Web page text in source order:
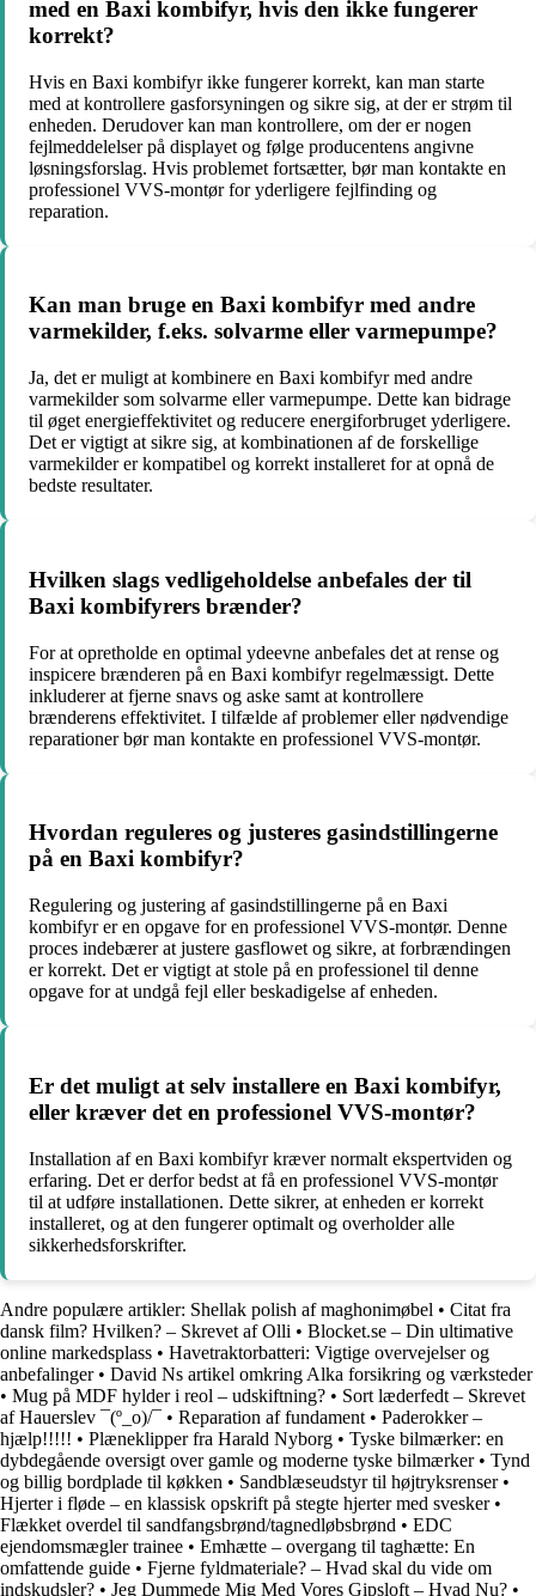
med en Baxi kombifyr, hvis den ikke fungerer
korrekt?
Hvis en Baxi kombifyr ikke fungerer korrekt, kan man starte
med at kontrollere gasforsyningen og sikre sig, at der er strøm til
enheden. Derudover kan man kontrollere, om der er nogen
fejlmeddelelser på displayet og følge producentens angivne
løsningsforslag. Hvis problemet fortsætter, bør man kontakte en
professionel VVS-montør for yderligere fejlfinding og
reparation.
Kan man bruge en Baxi kombifyr med andre
varmekilder, f.eks. solvarme eller varmepumpe?
Ja, det er muligt at kombinere en Baxi kombifyr med andre
varmekilder som solvarme eller varmepumpe. Dette kan bidrage
til øget energieffektivitet og reducere energiforbruget yderligere.
Det er vigtigt at sikre sig, at kombinationen af de forskellige
varmekilder er kompatibel og korrekt installeret for at opnå de
bedste resultater.
Hvilken slags vedligeholdelse anbefales der til
Baxi kombifyrers brænder?
For at opretholde en optimal ydeevne anbefales det at rense og
inspicere brænderen på en Baxi kombifyr regelmæssigt. Dette
inkluderer at fjerne snavs og aske samt at kontrollere
brænderens effektivitet. I tilfælde af problemer eller nødvendige
reparationer bør man kontakte en professionel VVS-montør.
Hvordan reguleres og justeres gasindstillingerne
på en Baxi kombifyr?
Regulering og justering af gasindstillingerne på en Baxi
kombifyr er en opgave for en professionel VVS-montør. Denne
proces indebærer at justere gasflowet og sikre, at forbrændingen
er korrekt. Det er vigtigt at stole på en professionel til denne
opgave for at undgå fejl eller beskadigelse af enheden.
Er det muligt at selv installere en Baxi kombifyr,
eller kræver det en professionel VVS-montør?
Installation af en Baxi kombifyr kræver normalt ekspertviden og
erfaring. Det er derfor bedst at få en professionel VVS-montør
til at udføre installationen. Dette sikrer, at enheden er korrekt
installeret, og at den fungerer optimalt og overholder alle
sikkerhedsforskrifter.
Andre populære artikler: Shellak polish af maghonimøbel • Citat fra
dansk film? Hvilken? – Skrevet af Olli • Blocket.se – Din ultimative
online markedsplass • Havetraktorbatteri: Vigtige overvejelser og
anbefalinger• David Ns artikel omkring Alka forsikring og værksteder
• Mug på MDF hylder i reol – udskiftning? • Sort læderfedt – Skrevet
af Hauerslev ¯(º_o)/¯• Reparation af fundament • Paderokker –
hjælp!!!!! • Plæneklipper fra Harald Nyborg • Tyske bilmærker: en
dybdegående oversigt over gamle og moderne tyske bilmærker• Tynd
og billig bordplade til køkken • Sandblæseudstyr til højtryksrenser•
Hjerter i fløde – en klassisk opskrift på stegte hjerter med svesker•
Flækket overdel til sandfangsbrønd/tagnedløbsbrønd • EDC
ejendomsmægler trainee • Emhætte – overgang til taghætte: En
omfattende guide • Fjerne fyldmateriale? – Hvad skal du vide om
indskudsler? • Jeg Dummede Mig Med Vores Gipsloft – Hvad Nu? •